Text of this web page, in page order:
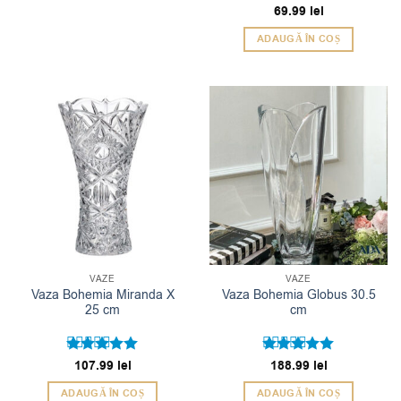
69.99 lei
ADAUGĂ ÎN COȘ
VAZE
Vaza Bohemia Miranda X
25 cm
Evaluat la
5din 5
107.99 lei
ADAUGĂ ÎN COȘ
VAZE
Vaza Bohemia Globus 30.5
cm
Evaluat la
5din 5
188.99 lei
ADAUGĂ ÎN COȘ